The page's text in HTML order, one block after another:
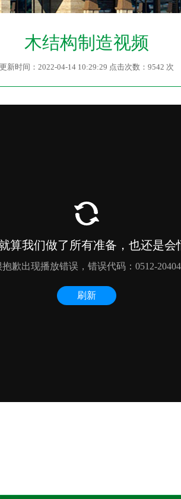
木结构制造视频
更新时间：2022-04-14 10:29:29 点击次数：9542 次